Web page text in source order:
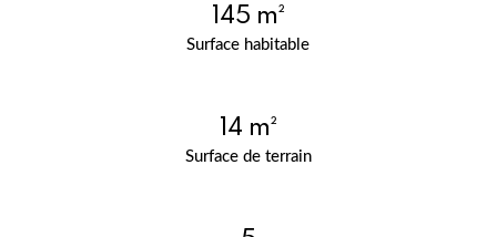
Surface habitable
145 m²
Surface de terrain
14 m²